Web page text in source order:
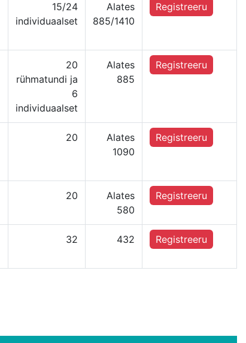
15/24
individuaalset
Alates
885/1410
Registreeru
20
rühmatundi ja
6
individuaalset
Alates
885
Registreeru
20
Alates
1090
Registreeru
20
Alates
580
Registreeru
32 432 Registreeru